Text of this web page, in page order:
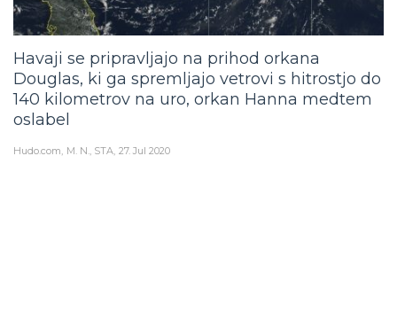
Havaji se pripravljajo na prihod orkana
Douglas, ki ga spremljajo vetrovi s hitrostjo do
140 kilometrov na uro, orkan Hanna medtem
oslabel
Hudo.com M. N., STA 27. Jul 2020